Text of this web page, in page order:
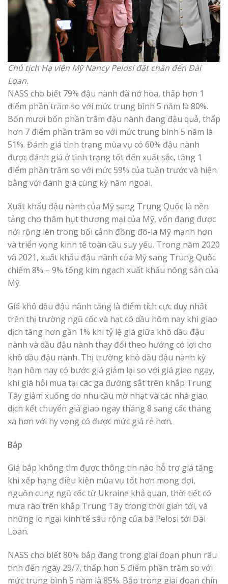
Chủ tịch Hạ viện Mỹ Nancy Pelosi đặt chân đến Đài
Loan.
NASS cho biết 79% đậu nành đã nở hoa, thấp hơn 1
điểm phần trăm so với mức trung bình 5 năm là 80%.
Bốn mươi bốn phần trăm đậu nành đang đậu quả, thấp
hơn 7 điểm phần trăm so với mức trung bình 5 năm là
51%. Đánh giá tình trạng mùa vụ có 60% đậu nành
được đánh giá ở tình trạng tốt đến xuất sắc, tăng 1
điểm phần trăm so với mức 59% của tuần trước và hiện
bằng với đánh giá cùng kỳ năm ngoái.
Xuất khẩu đậu nành của Mỹ sang Trung Quốc là nền
tảng cho thâm hụt thương mại của Mỹ, vốn đang được
nới rộng lên trong bối cảnh đồng đô-la Mỹ mạnh hơn
và triển vọng kinh tế toàn cầu suy yếu. Trong năm 2020
và 2021, xuất khẩu đậu nành của Mỹ sang Trung Quốc
chiếm 8% – 9% tổng kim ngạch xuất khẩu nông sản của
Mỹ.
Giá khô dầu đậu nành tăng là điểm tích cực duy nhất
trên thị trường ngũ cốc và hạt có dầu hôm nay khi giao
dịch tăng hơn gần 1% khi tỷ lệ giá giữa khô dầu đậu
nành và dầu đậu nành thay đổi theo hướng có lợi cho
khô dầu đậu nành. Thị trường khô dầu đậu nành kỳ
hạn hôm nay có bước giá giảm lại so với giá giao ngay,
khi giá hỏi mua tại các ga đường sắt trên khắp Trung
Tây giảm xuống do nhu cầu mờ nhạt và các nhà giao
dịch kết chuyển giá giao ngay tháng 8 sang các tháng
xa hơn với hy vọng có được mức giá rẻ hơn.
Bắp
Giá bắp không tìm được thông tin nào hỗ trợ giá tăng
khi xếp hạng điều kiện mùa vụ tốt hơn mong đợi,
nguồn cung ngũ cốc từ Ukraine khả quan, thời tiết có
mưa rào trên khắp Trung Tây trong thời gian tới, và
những lo ngại kinh tế sâu rộng của bà Pelosi tới Đài
Loan.
NASS cho biết 80% bắp đang trong giai đoạn phun râu
tính đến ngày 29/7, thấp hơn 5 điểm phần trăm so với
mức trung bình 5 năm là 85%. Bắp trong giai đoạn chín